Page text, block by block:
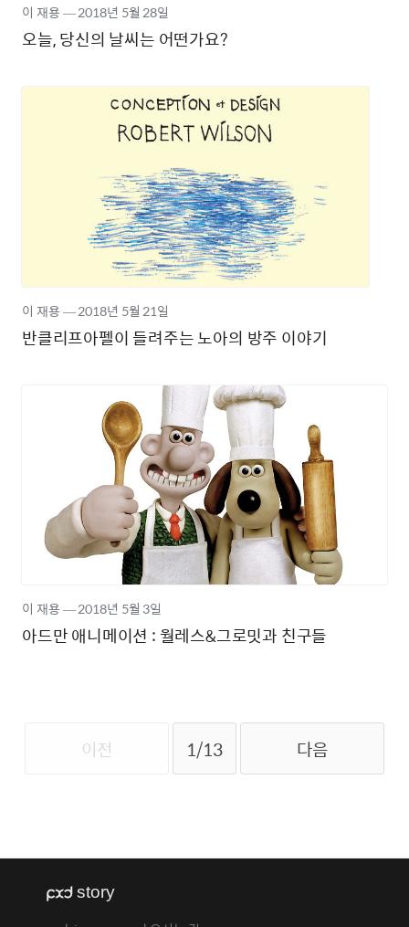
오늘, 당신의 날씨는 어떤가요?
이 재용―2018년 5월 28일
반클리프아펠이 들려주는 노아의 방주 이야기
이 재용―2018년 5월 21일
아드만 애니메이션 : 월레스&그로밋과 친구들
이 재용―2018년 5월 3일
이전 1/13 다음